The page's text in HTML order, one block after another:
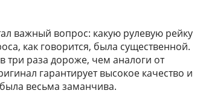
важный вопрос: какую рулевую рейку
как говорится, была существенной.
три раза дороже, чем аналоги от
гарантирует высокое качество и
весьма заманчива.